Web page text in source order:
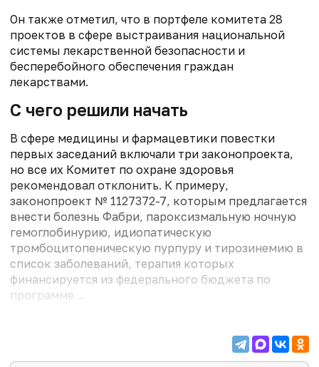
Он также отметил, что в портфеле комитета 28
проектов в сфере выстраивания национальной
системы лекарственной безопасности и
бесперебойного обеспечения граждан
лекарствами.
С чего решили начать
В сфере медицины и фармацевтики повестки
первых заседаний включали три законопроекта,
но все их Комитет по охране здоровья
рекомендовал отклонить. К примеру,
законопроект № 1127372-7, которым предлагается
внести болезнь Фабри, пароксизмальную ночную
гемоглобинурию, идиопатическую
тромбоцитопеническую пурпуру и тирозинемию в
список заболеваний, терапия которых
финансируется из федерального бюджета по
программе ...